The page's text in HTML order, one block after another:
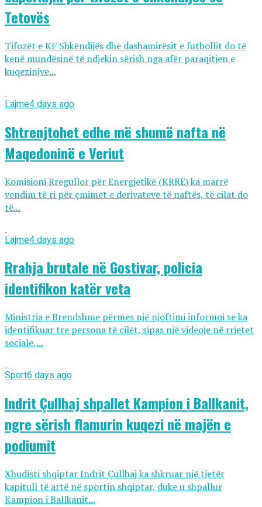
Tetovës
Tifozët e KF Shkëndijës dhe dashamirësit e futbollit do të
kenë mundësinë të ndjekin sërish nga afër paraqitjen e
kuqezinjve...
Lajme4 days ago
Shtrenjtohet edhe më shumë nafta në
Maqedoninë e Veriut
Komisioni Rregullor për Energjetikë (KRRE) ka marrë
vendim të ri për çmimet e derivateve të naftës, të cilat do
të...
Lajme4 days ago
Rrahja brutale në Gostivar, policia
identifikon katër veta
Ministria e Brendshme përmes një njoftimi informoi se ka
identifikuar tre persona të cilët, sipas një videoje në rrjetet
sociale,...
Sport6 days ago
Indrit Çullhaj shpallet Kampion i Ballkanit,
ngre sërish flamurin kuqezi në majën e
podiumit
Xhudisti shqiptar Indrit Çullhaj ka shkruar një tjetër
kapitull të artë në sportin shqiptar, duke u shpallur
Kampion i Ballkanit...